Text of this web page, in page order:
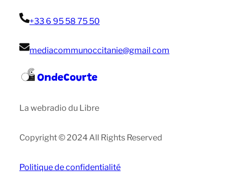
+33 6 95 58 75 50
mediacommunoccitanie@gmail com
OndeCourte
La webradio du Libre
Copyright © 2024 All Rights Reserved
Politique de confidentialité